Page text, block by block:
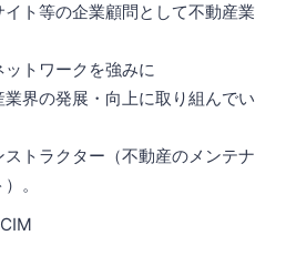
ト等の企業顧問として不動産業
トワークを強みに
界の発展・向上に取り組んでい
トラクター（不動産のメンテナ
。